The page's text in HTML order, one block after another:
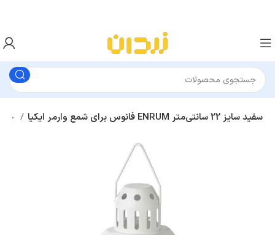
فانوس برای شمع وارمر ایکیا ENRUM سفید سایز 22 سانتی‌متر